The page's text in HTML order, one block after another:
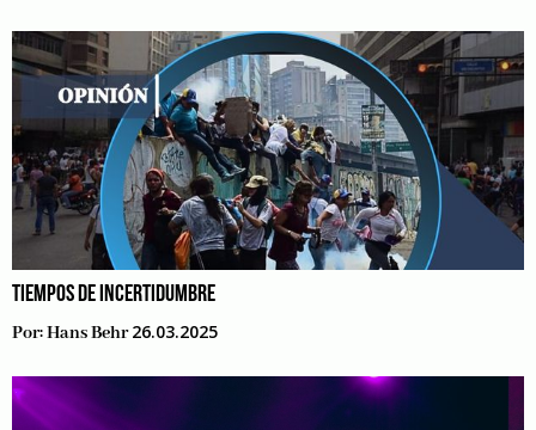
TIEMPOS DE INCERTIDUMBRE
Por:Hans Behr 26.03.2025